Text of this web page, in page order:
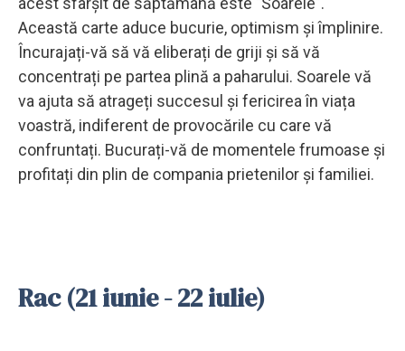
Această carte aduce bucurie, optimism și împlinire.
Încurajați-vă să vă eliberați de griji și să vă
concentrați pe partea plină a paharului. Soarele vă
va ajuta să atrageți succesul și fericirea în viața
voastră, indiferent de provocările cu care vă
confruntați. Bucurați-vă de momentele frumoase și
profitați din plin de compania prietenilor și familiei.
Rac (21 iunie - 22 iulie)